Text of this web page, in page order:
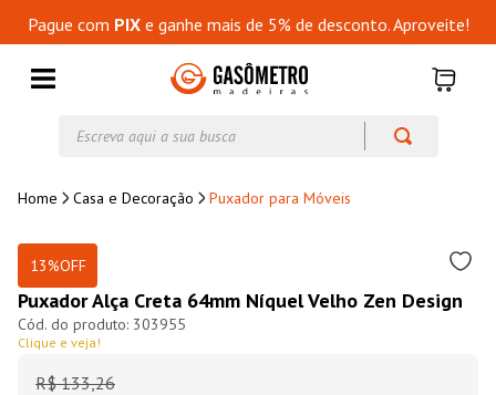
Pague com PIXe ganhe mais de 5% de desconto. Aproveite!
Casa e Decoração Puxador para Móveis
13%OFF
Puxador Alça Creta 64mm Níquel Velho Zen Design
303955
Clique e veja!
R$ 133,26